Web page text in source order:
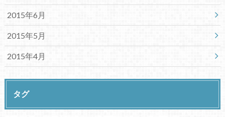
2015年6月
2015年5月
2015年4月
タグ